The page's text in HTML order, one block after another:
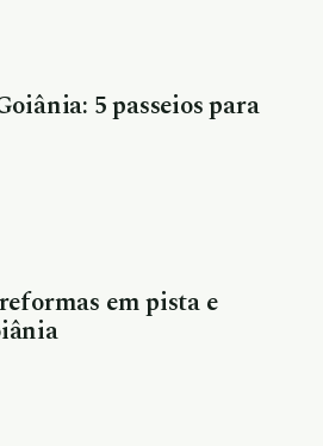
5 passeios para
em pista e